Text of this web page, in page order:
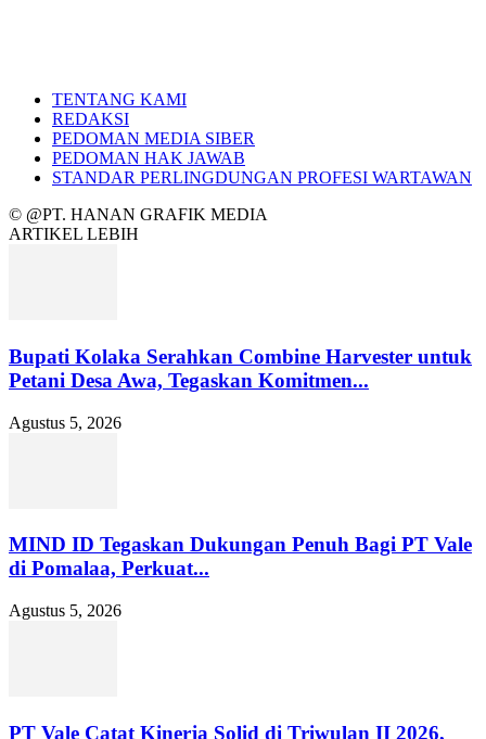
TENTANG KAMI
REDAKSI
PEDOMAN MEDIA SIBER
PEDOMAN HAK JAWAB
STANDAR PERLINGDUNGAN PROFESI WARTAWAN
© @PT. HANAN GRAFIK MEDIA
ARTIKEL LEBIH
Bupati Kolaka Serahkan Combine Harvester untuk
Petani Desa Awa, Tegaskan Komitmen...
Agustus 5, 2026
MIND ID Tegaskan Dukungan Penuh Bagi PT Vale
di Pomalaa, Perkuat...
Agustus 5, 2026
PT Vale Catat Kinerja Solid di Triwulan II 2026,